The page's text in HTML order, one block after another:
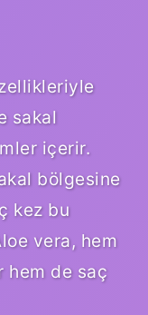
sakal
içerir.
bölgesine
kez bu
vera, hem
hem de saç